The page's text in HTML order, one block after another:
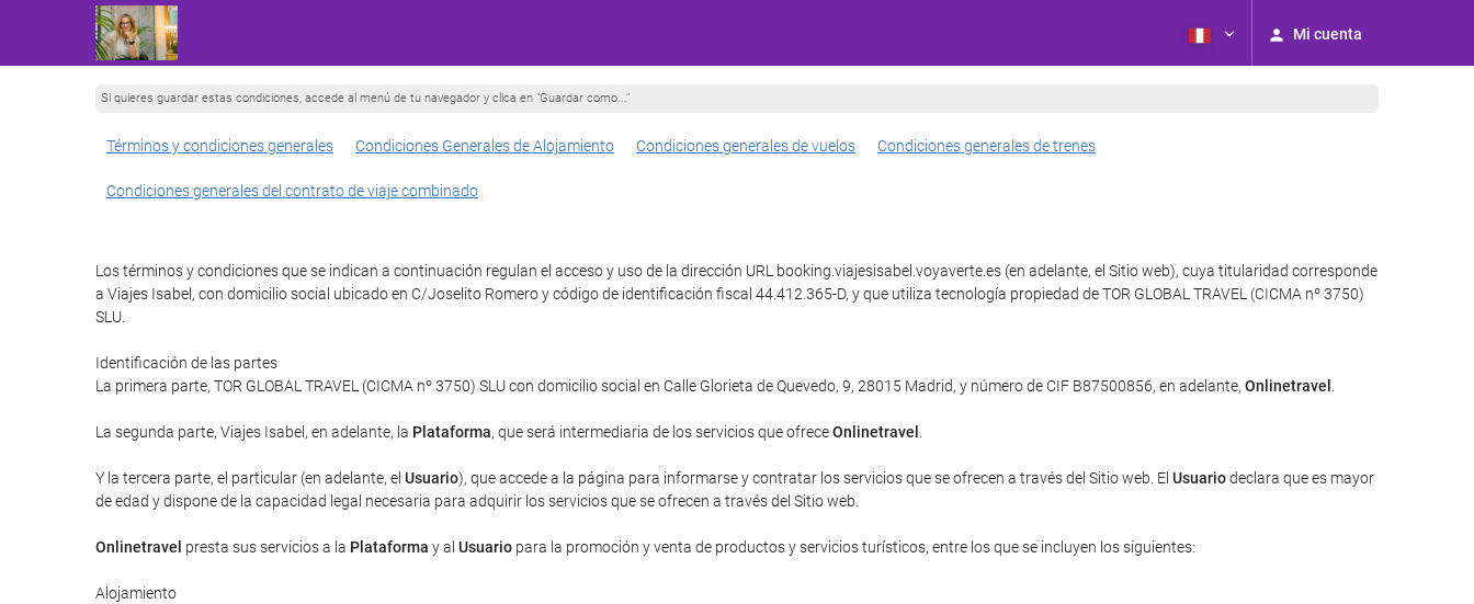
Mi cuenta
Si quieres guardar estas condiciones, accede al menú de tu navegador y clica en "Guardar como..."
Términos y condiciones generales Condiciones Generales de Alojamiento Condiciones generales de vuelos Condiciones generales de trenes
Condiciones generales del contrato de viaje combinado
Los términos y condiciones que se indican a continuación regulan el acceso y uso de la dirección URL booking.viajesisabel.voyaverte.es (en adelante, el Sitio web), cuya titularidad corresponde
a Viajes Isabel, con domicilio social ubicado en C/Joselito Romero y código de identificación fiscal 44.412.365-D, y que utiliza tecnología propiedad de TOR GLOBAL TRAVEL (CICMA nº 3750)
SLU.
Identificación de las partes
La primera parte, TOR GLOBAL TRAVEL (CICMA nº 3750) SLU con domicilio social en Calle Glorieta de Quevedo, 9, 28015 Madrid, y número de CIF B87500856, en adelante, Onlinetravel
La segunda parte, Viajes Isabel, en adelante, la Plataforma, que será intermediaria de los servicios que ofreceOnlinetravel
Y la tercera parte, el particular (en adelante, el Usuario), que accede a la página para informarse y contratar los servicios que se ofrecen a través del Sitio web. El Usuariodeclara que es mayor
de edad y dispone de la capacidad legal necesaria para adquirir los servicios que se ofrecen a través del Sitio web.
Onlinetravel presta sus servicios a la Plataforma y al Usuario para la promoción y venta de productos y servicios turísticos, entre los que se incluyen los siguientes:
Alojamiento